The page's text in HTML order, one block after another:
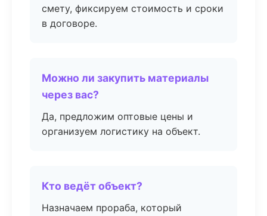
смету, фиксируем стоимость и сроки
в договоре.
Можно ли закупить материалы
через вас?
Да, предложим оптовые цены и
организуем логистику на объект.
Кто ведёт объект?
Назначаем прораба, который